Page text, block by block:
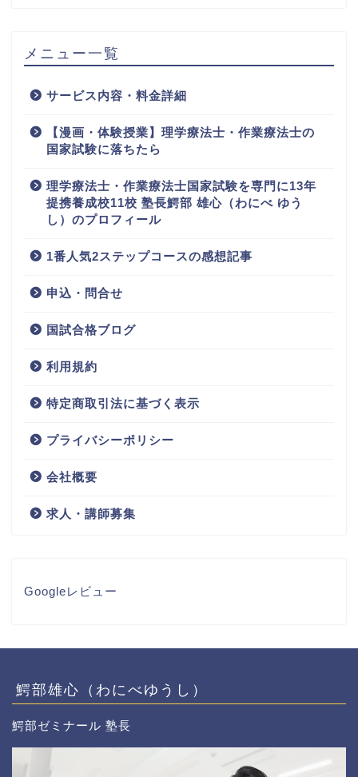
メニュー一覧
サービス内容・料金詳細
【漫画・体験授業】理学療法士・作業療法士の
国家試験に落ちたら
理学療法士・作業療法士国家試験を専門に13年
提携養成校11校 塾長鰐部 雄心（わにべ ゆう
し）のプロフィール
1番人気2ステップコースの感想記事
申込・問合せ
国試合格ブログ
利用規約
特定商取引法に基づく表示
プライバシーポリシー
会社概要
求人・講師募集
Googleレビュー
鰐部雄心（わにべゆうし）
鰐部ゼミナール 塾長